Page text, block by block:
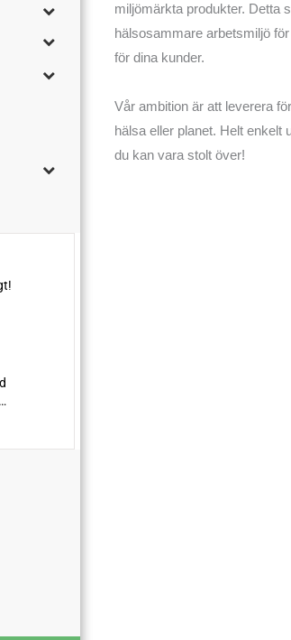
miljömärkta produkter. Detta
hälsosammare arbetsmiljö
för dina kunder.
Vår ambition är att leverera
hälsa eller planet. Helt enkelt
du kan vara stolt över!